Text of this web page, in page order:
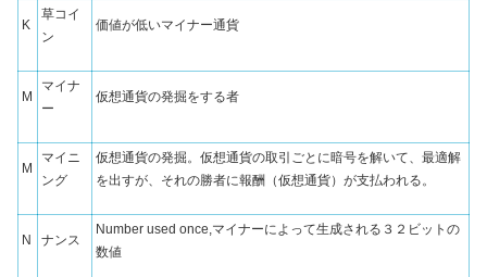
K
草コイ
ン
価値が低いマイナー通貨
M
マイナ
ー
仮想通貨の発掘をする者
M
マイニ
ング
仮想通貨の発掘。仮想通貨の取引ごとに暗号を解いて、最適解
を出すが、それの勝者に報酬（仮想通貨）が支払われる。
N ナンス
Number used once,マイナーによって生成される３２ビットの
数値